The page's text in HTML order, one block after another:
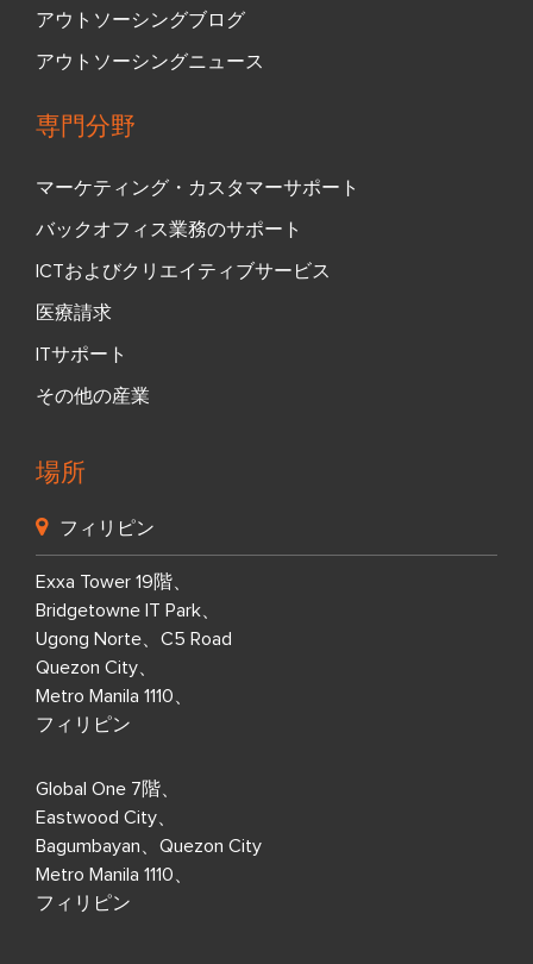
アウトソーシングブログ
アウトソーシングニュース
専門分野
マーケティング・カスタマーサポート
バックオフィス業務のサポート
ICTおよびクリエイティブサービス
医療請求
ITサポート
その他の産業
場所
フィリピン
Exxa Tower 19階、
Bridgetowne IT Park、
Ugong Norte、C5 Road
Quezon City、
Metro Manila 1110、
フィリピン
Global One 7階、
Eastwood City、
Bagumbayan、Quezon City
Metro Manila 1110、
フィリピン